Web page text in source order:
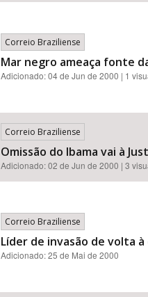
Correio Braziliense
Mar negro ameaça fonte
Adicionado: 04 de Jun de 2000 | 1
Correio Braziliense
Omissão do Ibama vai à
Adicionado: 02 de Jun de 2000 | 3
Correio Braziliense
Líder de invasão de volta à
Adicionado: 25 de Mai de 2000